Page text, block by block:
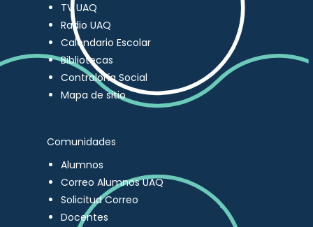
TV UAQ
Radio UAQ
Calendario Escolar
Bibliotecas
Contraloría Social
Mapa de sitio
Comunidades
Alumnos
Correo Alumnos UAQ
Solicitud Correo
Docentes